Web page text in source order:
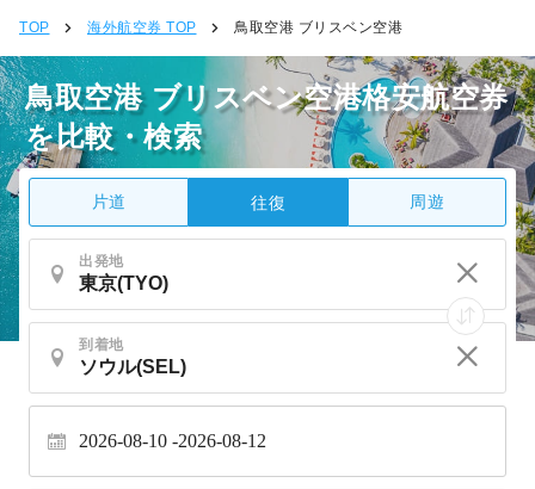
TOP 海外航空券 TOP 鳥取空港 ブリスベン空港
鳥取空港 ブリスベン空港格安航空券
を比較・検索
片道 往復 周遊
出発地
到着地
2026-08-10 2026-08-12